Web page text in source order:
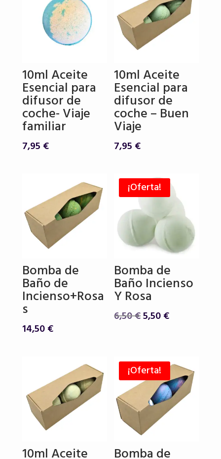
10ml Aceite
Esencial para
difusor de
coche- Viaje
familiar
7,95 €
10ml Aceite
Esencial para
difusor de
coche – Buen
Viaje
7,95 €
Bomba de
Baño de
Incienso+Rosa
s
14,50€
¡Oferta!
Bomba de
Baño Incienso
Y Rosa
6,50€El
6,50 €.
5,50€El
5,50 €.
10ml Aceite
¡Oferta!
Bomba de